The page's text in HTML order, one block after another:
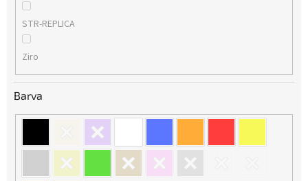
STR-REPLICA
Ziro
Barva